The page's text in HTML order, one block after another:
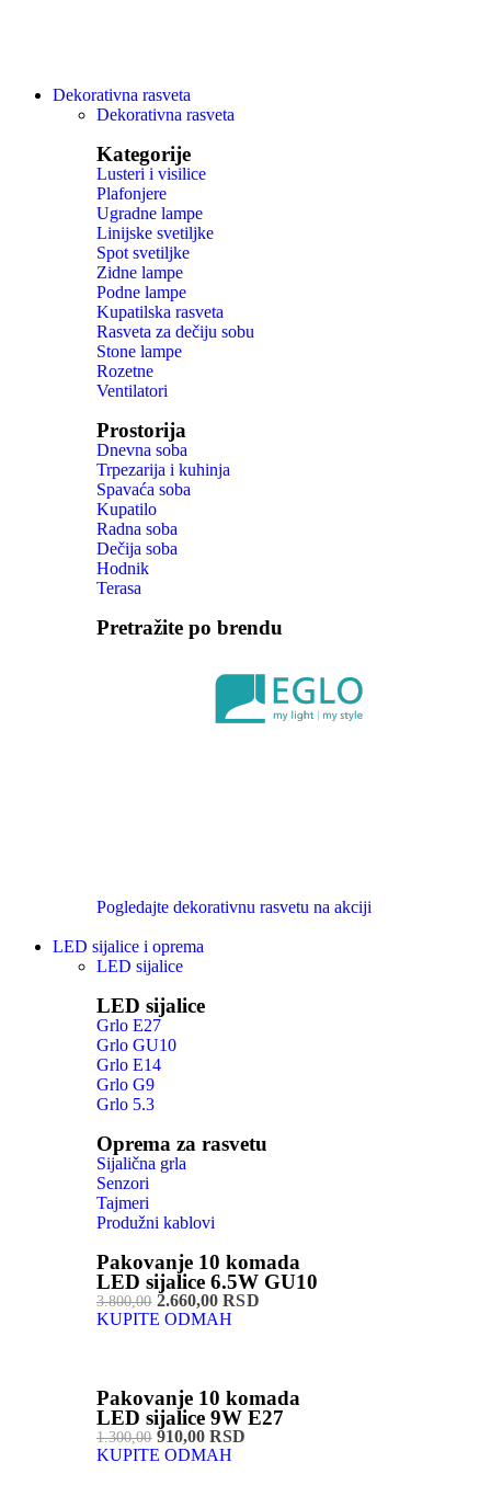
Dekorativna rasveta
Dekorativna rasveta
Kategorije
Lusteri i visilice
Plafonjere
Ugradne lampe
Linijske svetiljke
Spot svetiljke
Zidne lampe
Podne lampe
Kupatilska rasveta
Rasveta za dečiju sobu
Stone lampe
Rozetne
Ventilatori
Prostorija
Dnevna soba
Trpezarija i kuhinja
Spavaća soba
Kupatilo
Radna soba
Dečija soba
Hodnik
Terasa
Pretražite po brendu
Pogledajte dekorativnu rasvetu na akciji
LED sijalice i oprema
LED sijalice
LED sijalice
Grlo E27
Grlo GU10
Grlo E14
Grlo G9
Grlo 5.3
Oprema za rasvetu
Sijalična grla
Senzori
Tajmeri
Produžni kablovi
Pakovanje 10 komada
LED sijalice 6.5W GU10
3.800,002.660,00 RSD
KUPITE ODMAH
Pakovanje 10 komada
LED sijalice 9W E27
1.300,00910,00 RSD
KUPITE ODMAH